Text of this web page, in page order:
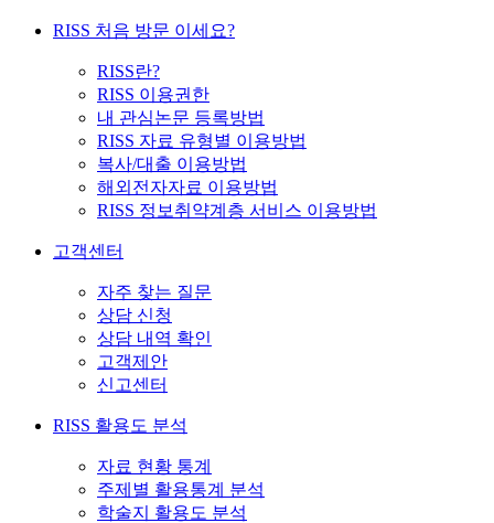
RISS 처음 방문 이세요?
RISS란?
RISS 이용권한
내 관심논문 등록방법
RISS 자료 유형별 이용방법
복사/대출 이용방법
해외전자자료 이용방법
RISS 정보취약계층 서비스 이용방법
고객센터
자주 찾는 질문
상담 신청
상담 내역 확인
고객제안
신고센터
RISS 활용도 분석
자료 현황 통계
주제별 활용통계 분석
학술지 활용도 분석